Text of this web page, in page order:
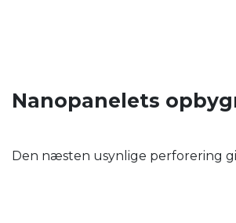
Nanopanelets
Den næsten usynlige perforering